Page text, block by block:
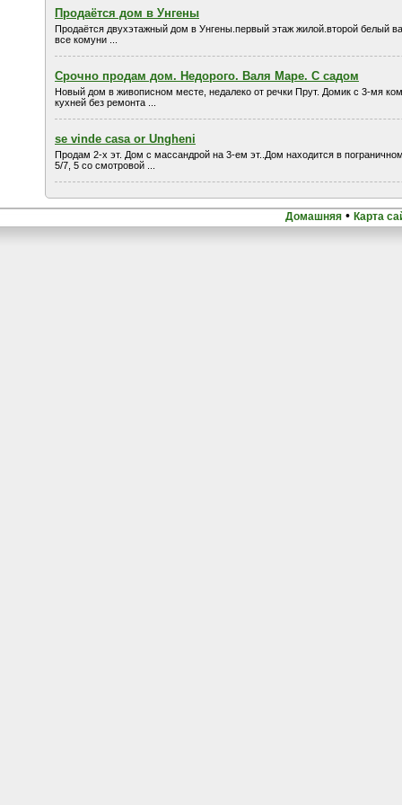
Продаётся дом в Унгены
Продаётся двухэтажный дом в Унгены.первый этаж жилой.второй белый
все комуни ...
Срочно продам дом. Недорого. Валя Маре. С садом
Новый дом в живописном месте, недалеко от речки Прут. Домик с 3-мя
кухней без ремонта ...
se vinde casa or Ungheni
Продам 2-х эт. Дом с массандрой на 3-ем эт..Дом находится в
5/7, 5 со смотровой ...
Домашняя • Карта